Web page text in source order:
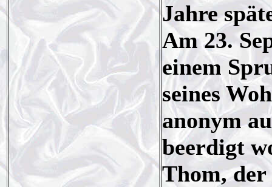
Jahre
Am 23.
einem
seines
anonym
beerdigt
Thom,